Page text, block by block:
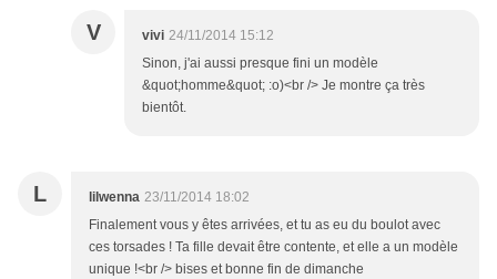
V vivi 24/11/2014 15:12
Sinon, j'ai aussi presque fini un modèle
&quot;homme&quot; :o)<br /> Je montre ça très
bientôt.
L lilwenna 23/11/2014 18:02
Finalement vous y êtes arrivées, et tu as eu du boulot avec
ces torsades ! Ta fille devait être contente, et elle a un modèle
unique !<br /> bises et bonne fin de dimanche